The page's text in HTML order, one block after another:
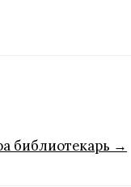
библиотекарь →